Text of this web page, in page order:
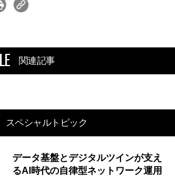
関連記事
スペシャルトピック
データ基盤とデジタルツインが支え
るAI時代の自律型ネットワーク運用